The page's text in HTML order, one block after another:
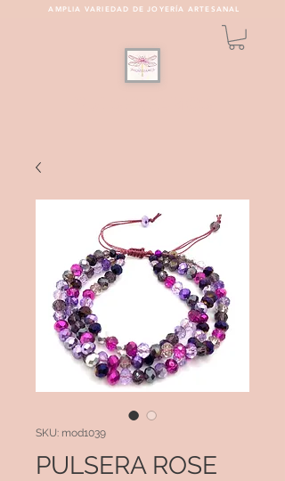
AMPLIA VARIEDAD DE JOYERÍA ARTESANAL
SKU: mod1039
PULSERA ROSE